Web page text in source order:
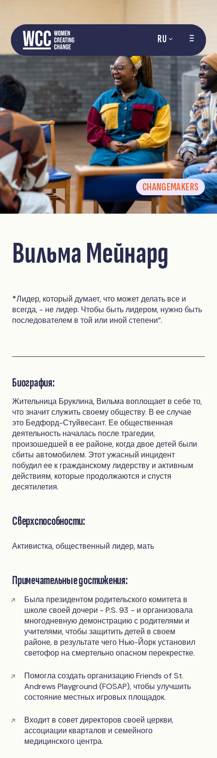
RU
CHANGEMAKERS
Вильма Мейнард
*Лидер, который думает, что может делать все и
всегда, - не лидер. Чтобы быть лидером, нужно быть
последователем в той или иной степени".
Биография:
Жительница Бруклина, Вильма воплощает в себе то,
что значит служить своему обществу. В ее случае
это Бедфорд-Стуйвесант. Ее общественная
деятельность началась после трагедии,
произошедшей в ее районе, когда двое детей были
сбиты автомобилем. Этот ужасный инцидент
побудил ее к гражданскому лидерству и активным
действиям, которые продолжаются и спустя
десятилетия.
Сверхспособности:
Активистка, общественный лидер, мать
Примечательные достижения:
Была президентом родительского комитета в
школе своей дочери - P.S. 93 - и организовала
многодневную демонстрацию с родителями и
учителями, чтобы защитить детей в своем
районе, в результате чего Нью-Йорк установил
светофор на смертельно опасном перекрестке.
Помогла создать организацию Friends of St.
Andrews Playground (FOSAP), чтобы улучшить
состояние местных игровых площадок.
Входит в совет директоров своей церкви,
ассоциации кварталов и семейного
медицинского центра.